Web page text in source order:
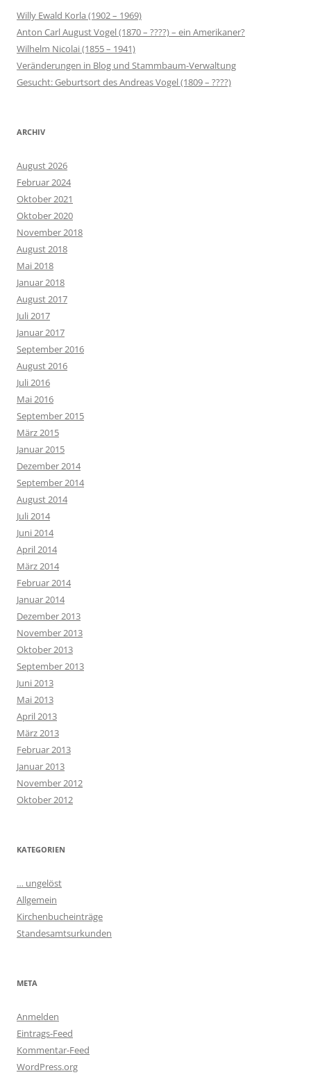
Willy Ewald Korla (1902 – 1969)
Anton Carl August Vogel (1870 – ????) – ein Amerikaner?
Wilhelm Nicolai (1855 – 1941)
Veränderungen in Blog und Stammbaum-Verwaltung
Gesucht: Geburtsort des Andreas Vogel (1809 – ????)
ARCHIV
August 2026
Februar 2024
Oktober 2021
Oktober 2020
November 2018
August 2018
Mai 2018
Januar 2018
August 2017
Juli 2017
Januar 2017
September 2016
August 2016
Juli 2016
Mai 2016
September 2015
März 2015
Januar 2015
Dezember 2014
September 2014
August 2014
Juli 2014
Juni 2014
April 2014
März 2014
Februar 2014
Januar 2014
Dezember 2013
November 2013
Oktober 2013
September 2013
Juni 2013
Mai 2013
April 2013
März 2013
Februar 2013
Januar 2013
November 2012
Oktober 2012
KATEGORIEN
… ungelöst
Allgemein
Kirchenbucheinträge
Standesamtsurkunden
META
Anmelden
Eintrags-Feed
Kommentar-Feed
WordPress.org